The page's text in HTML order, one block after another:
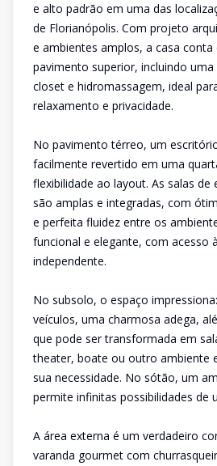
e alto padrão em uma das
de Florianópolis. Com projeto
e ambientes amplos, a casa
pavimento superior, incluindo
closet e hidromassagem, ideal
relaxamento e privacidade.
No pavimento térreo, um
facilmente revertido em uma
flexibilidade ao layout. As salas de
são amplas e integradas, com
e perfeita fluidez entre os
funcional e elegante, com acesso
independente.
No subsolo, o espaço
veículos, uma charmosa adega,
que pode ser transformada em
theater, boate ou outro ambiente
sua necessidade. No sótão, um
permite infinitas possibilidades de
A área externa é um verdadeiro
varanda gourmet com